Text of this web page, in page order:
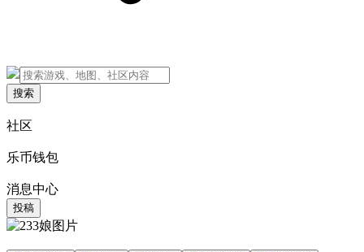
搜索
社区
乐币钱包
消息中心
投稿